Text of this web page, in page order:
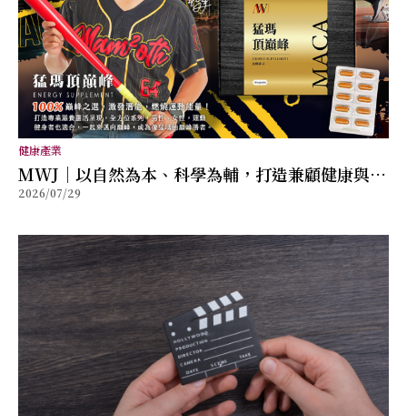
健康產業
MWJ｜以自然為本、科學為輔，打造兼顧健康與幸
福的全方位保健品牌
2026/07/29